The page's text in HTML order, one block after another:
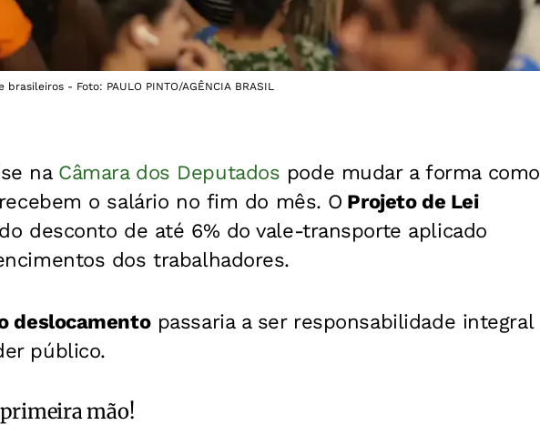
- Foto: PAULO PINTO/AGÊNCIA BRASIL
na Câmara dos Deputados pode mudar a forma como
o salário no fim do mês. O Projeto de Lei
desconto de até 6% do vale-transporte aplicado
dos trabalhadores.
deslocamentopassaria a ser responsabilidade integral
público.
mão!